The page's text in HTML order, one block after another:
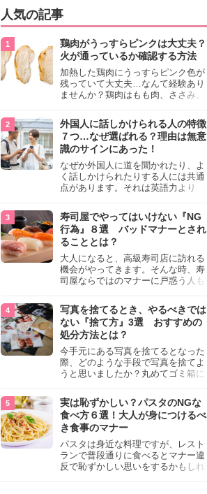
人気の記事
鶏肉がうっすらピンクは大丈夫？
火が通っているか確認する方法
加熱した鶏肉にうっすらピンク色が
残っていて大丈夫…なんて経験あり
ませんか？鶏肉はもも肉、ささみ、
わいが異なり、いろいろと楽しめる
料理ですが、鶏肉は加熱した後でも
うっすらピンク色の部分が大丈夫な
のと気になるときがあります。この
記事では生焼けか火が通っているの
かを確認する方法や、鶏肉を調理す
るときの注意点を紹介しますので、
参考にしてみてくださいね。
外国人に話しかけられる人の特徴
７つ…なぜ選ばれる？理由は無意
識のサインにあった！
なぜか外国人に道を聞かれたり、よ
く話しかけられたりする人には共通
点があります。それは英語力より
けても大丈夫」というサインが関係
しています。よく選ばれる人の特徴
や、英語が苦手でも焦らない対処
法、自分を守るための注意点を詳し
く解説します。
寿司屋でやってはいけない『NG
行為』８選 バッドマナーとされ
ることとは？
大人になると、高級寿司店に訪れる
機会がやってきます。そんな時、寿
司屋ならではのマナーに戸惑う人も
らためて寿司屋でやってはいけない
『NG行為』をチェックしましょう。
写真を捨てるとき、やるべきでは
ない『捨て方』3選 おすすめの
処分方法とは？
今手元にある写真を捨てるとなった
際、どのような手段で写真を捨てよ
うと思いましたか？丸めてゴミ箱に
真は個人情報が詰まっているので、
ただ丸めただけの状態で捨ててしま
うのは危険です。写真にすべきでは
ない捨て方をまとめているので、ぜ
ひチェックしておきましょう。
実は恥ずかしい？パスタのNGな
食べ方６選！大人が身につけるべ
き食事のマナー
パスタは身近な料理ですが、レスト
ランで普段通りに食べるとマナー違
反で恥ずかしい思いをするかもしれ